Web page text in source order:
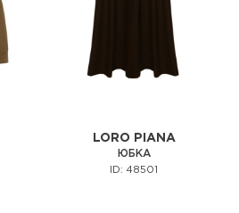
LORO PIANA
ЮБКА
ID: 48501